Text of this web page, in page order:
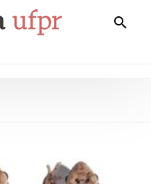
Acesso à informação
Legislação